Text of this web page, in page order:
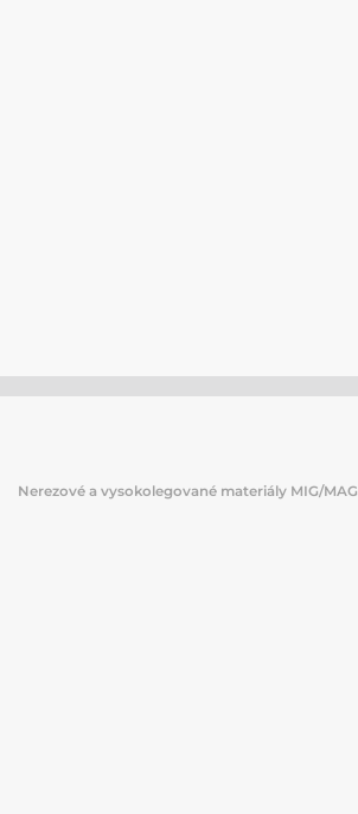
Nerezové a vysokolegované materiály MIG/MAG